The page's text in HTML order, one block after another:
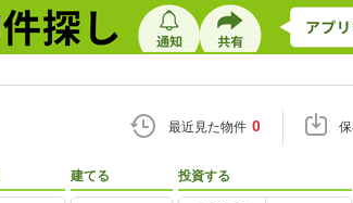
最近見た物件 0
建てる 投資する